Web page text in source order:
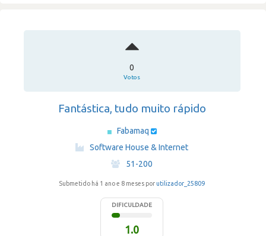
0
Votos
Fantástica, tudo muito rápido
Fabamaq
Software House & Internet
·
51-200
Submetido há 1 ano e 8 meses por utilizador_25809
DIFICULDADE
1.0